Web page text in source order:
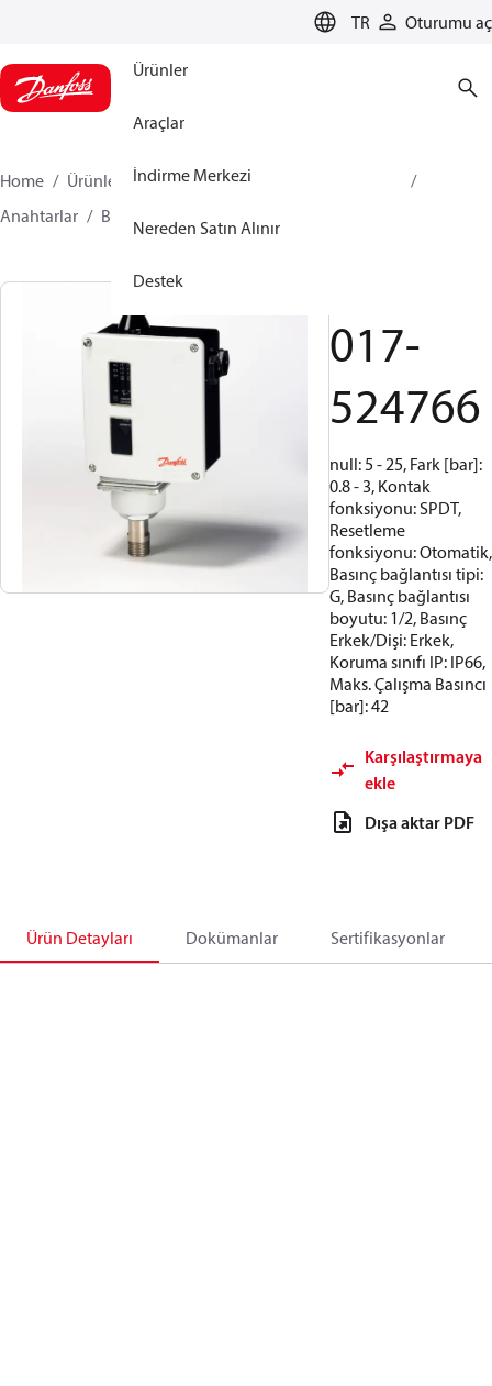
TR Oturumu aç
Ürünler
Araçlar
İndirme Merkezi
Nereden Satın Alınır
Destek
Home Ürünler
İklimlendirme Çözümleri - soğutma
Anahtarlar
Basınç Anahtarları
017-
524766
null: 5 - 25, Fark [bar]:
0.8 - 3, Kontak
fonksiyonu: SPDT,
Resetleme
fonksiyonu: Otomatik,
Basınç bağlantısı tipi:
G, Basınç bağlantısı
boyutu: 1/2, Basınç
Erkek/Dişi: Erkek,
Koruma sınıfı IP: IP66,
Maks. Çalışma Basıncı
[bar]: 42
Karşılaştırmaya
ekle
Dışa aktar PDF
Ürün Detayları Dokümanlar Sertifikasyonlar